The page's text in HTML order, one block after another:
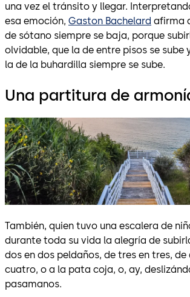
una vez el tránsito y llegar.
esa emoción, Gaston Bachelard afirma
de sótano siempre se baja, porque
olvidable, que la de entre pisos se sube
la de la buhardilla siempre se sube.
Una partitura de
También, quien tuvo una escalera de
durante toda su vida la alegría de
dos en dos peldaños, de tres en tres,
cuatro, o a la pata coja, o, ay,
pasamanos.